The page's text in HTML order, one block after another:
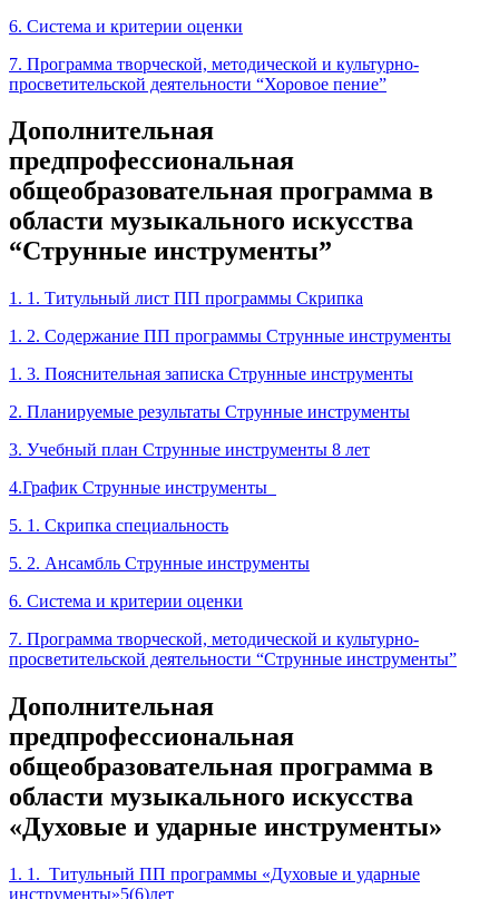
6. Система и критерии оценки
7. Программа творческой, методической и культурно-
просветительской деятельности “Хоровое пение”
Дополнительная
предпрофессиональная
общеобразовательная программа в
области музыкального искусства
“Струнные инструменты”
1. 1. Титульный лист ПП программы Скрипка
1. 2. Содержание ПП программы Струнные инструменты
1. 3. Пояснительная записка Струнные инструменты
2. Планируемые результаты Струнные инструменты
3. Учебный план Струнные инструменты 8 лет
4.График Струнные инструменты
5. 1. Скрипка специальность
5. 2. Ансамбль Струнные инструменты
6. Система и критерии оценки
7. Программа творческой, методической и культурно-
просветительской деятельности “Струнные инструменты”
Дополнительная
предпрофессиональная
общеобразовательная программа в
области музыкального искусства
«Духовые и ударные инструменты»
1. 1. Титульный ПП программы «Духовые и ударные
инструменты»5(6)лет